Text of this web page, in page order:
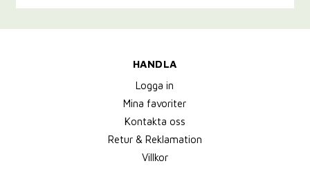
HANDLA
Logga in
Mina favoriter
Kontakta oss
Retur & Reklamation
Villkor